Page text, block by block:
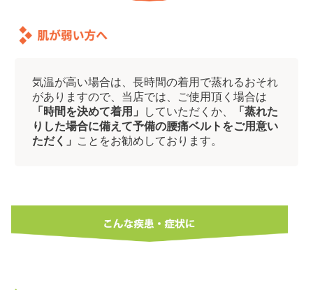
気温が高い場合は、長時間の着用で蒸れるおそれ
がありますので、当店では、ご使用頂く場合は
「時間を決めて着用」
していただくか、
「蒸れた
りした場合に備えて予備の腰痛ベルトをご用意い
ただく」
ことをお勧めしております。